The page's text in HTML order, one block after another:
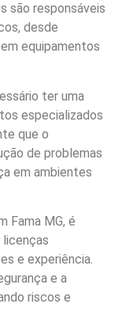
são responsáveis
desde
equipamentos
ter uma
especializados
que o
de problemas
em ambientes
Fama MG, é
e experiência.
e a
riscos e